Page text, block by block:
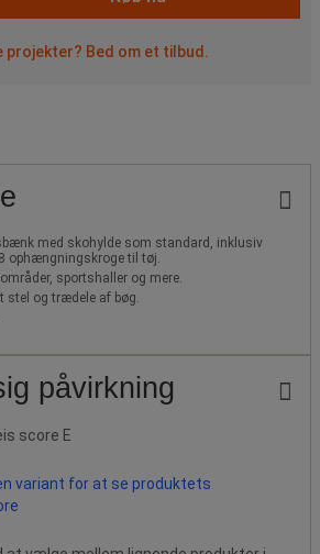
projekter? Bed om et tilbud.
med skohylde som standard, inklusiv
ophængningskroge til tøj.
sportshaller og mere.
stel og trædele af bøg.
påvirkning
variant for at se produktets